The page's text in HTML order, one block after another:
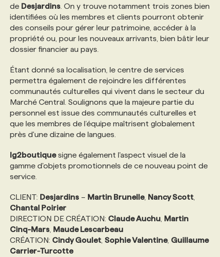
PROGRAMMES DE SUBVENTIONS
FAQ
ANNONCEZ AVEC NOUS
de Desjardins . On y trouve notamment trois zones bien
identifiées où les membres et clients pourront obtenir
des conseils pour gérer leur patrimoine, accéder à la
propriété ou, pour les nouveaux arrivants, bien bâtir leur
dossier financier au pays.
Étant donné sa localisation, le centre de services
permettra également de rejoindre les différentes
communautés culturelles qui vivent dans le secteur du
Marché Central. Soulignons que la majeure partie du
personnel est issue des communautés culturelles et
que les membres de l’équipe maîtrisent globalement
près d'une dizaine de langues.
lg2boutiquesigne également l'aspect visuel de la
gamme d'objets promotionnels de ce nouveau point de
service.
CLIENT: Desjardins – Martin Brunelle, Nancy Scott
Chantal Poirier
DIRECTION DE CRÉATION: Claude Auchu Martin
Cinq-Mars Maude Lescarbeau
CRÉATION: Cindy Goulet Sophie Valentine, Guillaume
Carrier-Turcotte